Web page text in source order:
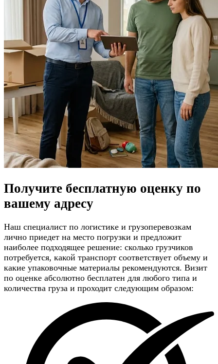
Получите бесплатную оценку по
вашему адресу
Наш специалист по логистике и грузоперевозкам
лично приедет на место погрузки и предложит
наиболее подходящее решение: сколько грузчиков
потребуется, какой транспорт соответствует объему и
какие упаковочные материалы рекомендуются. Визит
по оценке абсолютно бесплатен для любого типа и
количества груза и проходит следующим образом: